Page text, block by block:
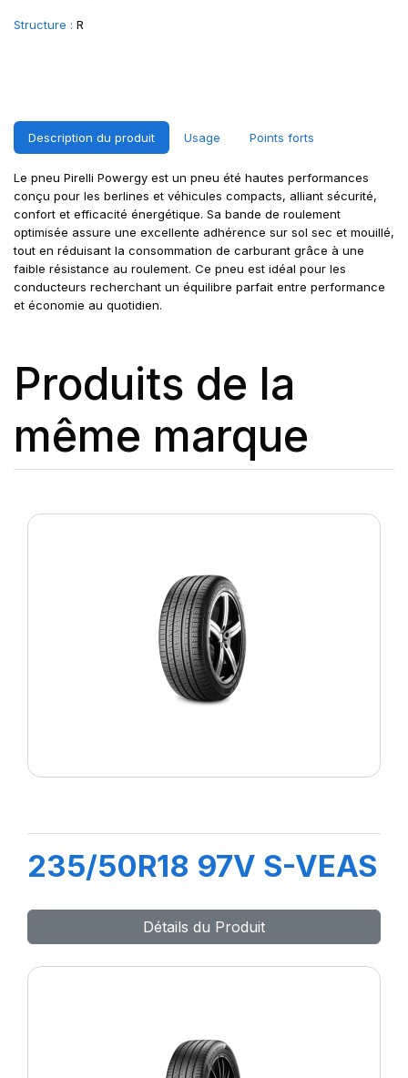
Structure : R
Description du produit Usage Points forts
Le pneu Pirelli Powergy est un pneu été hautes performances
conçu pour les berlines et véhicules compacts, alliant sécurité,
confort et efficacité énergétique. Sa bande de roulement
optimisée assure une excellente adhérence sur sol sec et mouillé,
tout en réduisant la consommation de carburant grâce à une
faible résistance au roulement. Ce pneu est idéal pour les
conducteurs recherchant un équilibre parfait entre performance
et économie au quotidien.
Produits de la
même marque
235/50R18 97V S-VEAS
Détails du Produit